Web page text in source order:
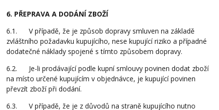
6. PŘEPRAVA A DODÁNÍ ZBOŽÍ
6.1. V případě, že je způsob dopravy smluven na základě
zvláštního požadavku kupujícího, nese kupující riziko a případné
dodatečné náklady spojené s tímto způsobem dopravy.
6.2. Je-li prodávající podle kupní smlouvy povinen dodat zboží
na místo určené kupujícím v objednávce, je kupující povinen
převzít zboží při dodání.
6.3. V případě, že je z důvodů na straně kupujícího nutno